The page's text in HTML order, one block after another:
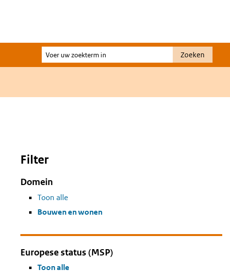
Voer
uw
Zoeken
Filter
Domein
Toon alle
Bouwen en wonen
Europese status (MSP)
Toon alle